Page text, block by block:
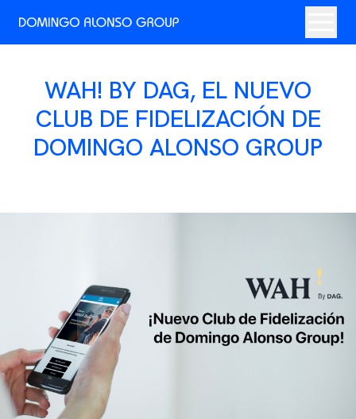
WAH! BY DAG, EL NUEVO
CLUB DE FIDELIZACIÓN DE
DOMINGO ALONSO GROUP